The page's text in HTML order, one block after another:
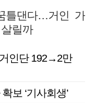
틀댄다…거인 가
릴까
인단 192→2만
보 ‘기사회생’